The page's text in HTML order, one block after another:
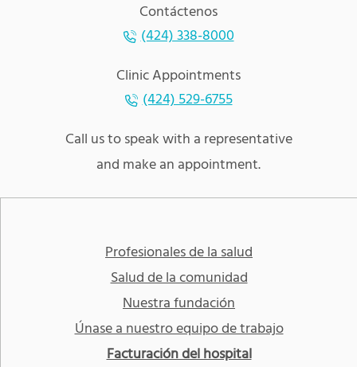
Contáctenos
(424) 338-8000
Clinic Appointments
(424) 529-6755
Call us to speak with a representative
and make an appointment.
Profesionales de la salud
Salud de la comunidad
Nuestra fundación
Únase a nuestro equipo de trabajo
Facturación del hospital